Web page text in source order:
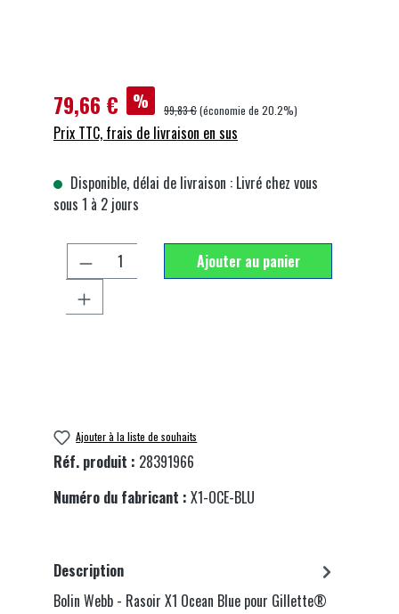
79,66 € % 99,83 €(économie de 20.2%)
Prix TTC, frais de livraison en sus
Disponible, délai de livraison : Livré chez vous
sous 1 à 2 jours
Quantité de produit : Entrez la quantité
Ajouter au panier
Ajouter à la liste de souhaits
Réf. produit : 28391966
Numéro du fabricant : X1-OCE-BLU
Description
Bolin Webb - Rasoir X1 Ocean Blue pour Gillette®